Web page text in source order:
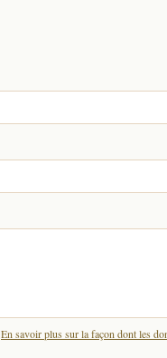
En savoir plus sur la façon dont les